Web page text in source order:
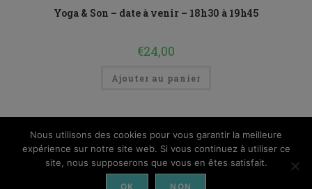
Yoga & Son – date à venir – 18h30 à 19h45
€24,00
Ajouter au panier
Nous utilisons des cookies pour vous garantir la meilleure
expérience sur notre site web. Si vous continuez à utiliser ce
site, nous supposerons que vous en êtes satisfait.
OK NON